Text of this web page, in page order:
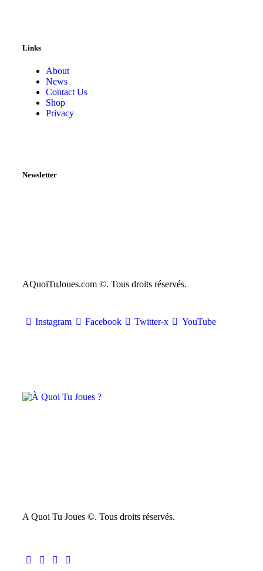
Links
About
News
Contact Us
Shop
Privacy
Newsletter
AQuoiTuJoues.com ©. Tous droits réservés.
Instagram Facebook Twitter-x YouTube
A Quoi Tu Joues ©. Tous droits réservés.